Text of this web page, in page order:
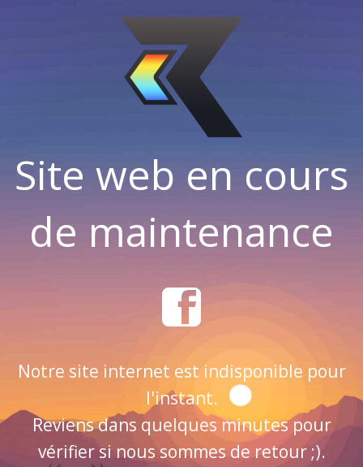
Site web en cours
de maintenance
Notre site internet est indisponible pour
l'instant.
Reviens dans quelques minutes pour
vérifier si nous sommes de retour ;).